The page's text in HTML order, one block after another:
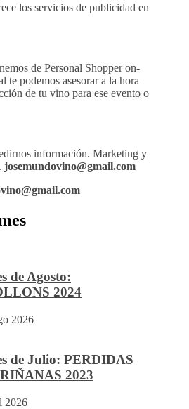
los servicios de publicidad en
de Personal Shopper on-
te podemos asesorar a la hora
de tu vino para ese evento o
información. Marketing y
josemundovino@gmail.com
de Agosto:
2024
2026
de Julio: PERDIDAS
2023
2026